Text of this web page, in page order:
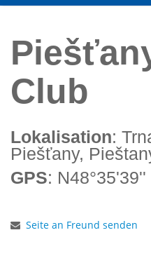
Club
Lokalisation:
Piešťany,
GPS:
Seite an Freund senden